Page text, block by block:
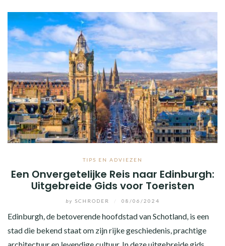
TIPS EN ADVIEZEN
Een Onvergetelijke Reis naar Edinburgh:
Uitgebreide Gids voor Toeristen
by SCHRODER 08/06/2024
Edinburgh, de betoverende hoofdstad van Schotland, is een
stad die bekend staat om zijn rijke geschiedenis, prachtige
architectuur en levendige cultuur. In deze uitgebreide gids…